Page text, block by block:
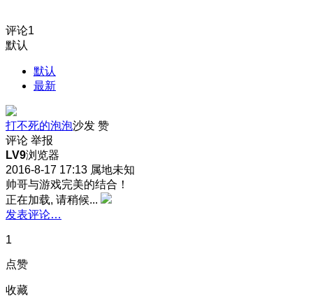
评论1
默认
默认
最新
打不死的泡泡沙发 赞
评论 举报
LV9浏览器
2016-8-17 17:13 属地未知
帅哥与游戏完美的结合！
正在加载, 请稍候...
发表评论…
1
点赞
收藏